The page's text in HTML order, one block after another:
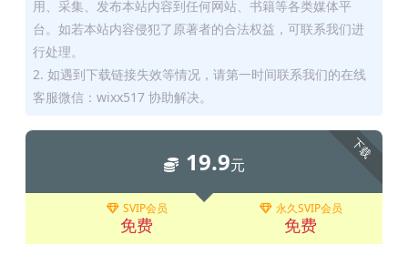
用、采集、发布本站内容到任何网站、书籍等各类媒体平
台。如若本站内容侵犯了原著者的合法权益，可联系我们进
行处理。
2. 如遇到下载链接失效等情况，请第一时间联系我们的在线
客服微信：wixx517 协助解决。
下载
19.9元
SVIP会员
免费
永久SVIP会员
免费